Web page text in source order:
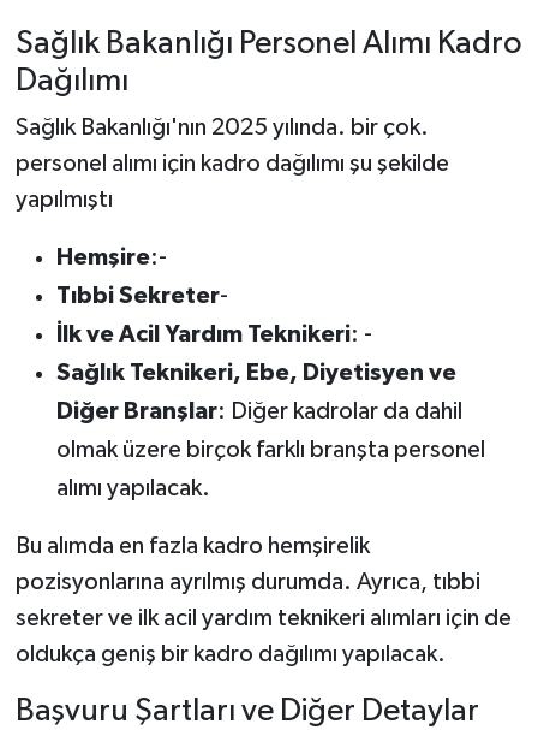
Sağlık Bakanlığı Personel Alımı Kadro
Dağılımı
Sağlık Bakanlığı'nın 2025 yılında. bir çok.
personel alımı için kadro dağılımı şu şekilde
yapılmıştı
Hemşire:-
Tıbbi Sekreter-
İlk ve Acil Yardım Teknikeri: -
Sağlık Teknikeri, Ebe, Diyetisyen ve
Diğer Branşlar: Diğer kadrolar da dahil
olmak üzere birçok farklı branşta personel
alımı yapılacak.
Bu alımda en fazla kadro hemşirelik
pozisyonlarına ayrılmış durumda. Ayrıca, tıbbi
sekreter ve ilk acil yardım teknikeri alımları için de
oldukça geniş bir kadro dağılımı yapılacak.
Başvuru Şartları ve Diğer Detaylar